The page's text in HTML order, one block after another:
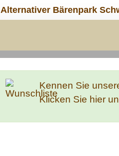
Alternativer Bärenpark
Kennen Sie
Klicken Sie hier